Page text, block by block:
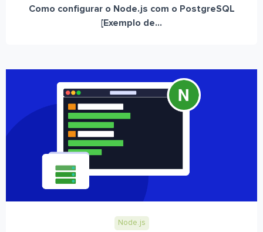
Como configurar o Node.js com o PostgreSQL
[Exemplo de...
Node.js